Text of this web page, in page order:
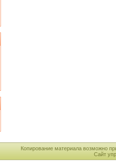
Копирование материала возможно
Сайт